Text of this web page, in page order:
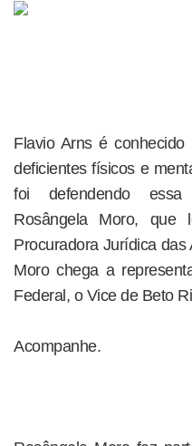
Flavio Arns é
deficientes físicos e
foi defendendo
Rosângela Moro, que
Procuradora Jurídica
Moro chega a
Federal, o Vice de Beto
Acompanhe.